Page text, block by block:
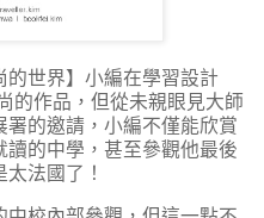
的世界】小編在學習設計
的作品，但從未親眼見大師
的邀請，小編不僅能欣賞
的中學，甚至參觀他最後
法國了！